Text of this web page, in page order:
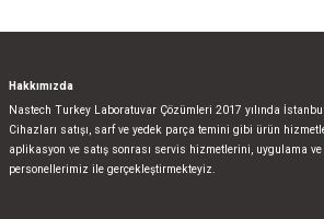
Hakkımızda
Nastech Turkey Laboratuvar Çözümleri 2017 yılında
Cihazları satışı, sarf ve yedek parça temini gibi ürün
aplikasyon ve satış sonrası servis hizmetlerini, uygulama
personellerimiz ile gerçekleştirmekteyiz.